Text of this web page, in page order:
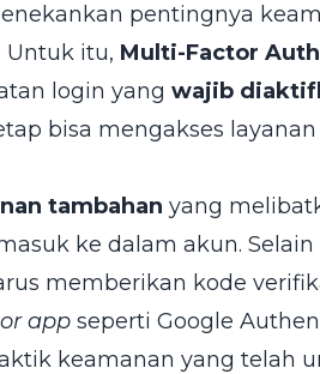
pentingnya
Untuk itu, Multi-Factor
login yang wajib
bisa mengakses
tambahan yang
ke dalam akun.
memberikan kode
app seperti Google
keamanan yang telah